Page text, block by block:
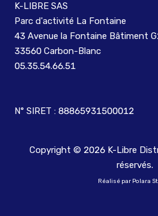
K-LIBRE SAS
Parc d'activité La Fontaine
43 Avenue la Fontaine Bâtiment
33560 Carbon-Blanc
05.35.54.66.51
N° SIRET : 88865931500012
Copyright © 2026K-Libre
réservés.
Réalisé par Polara